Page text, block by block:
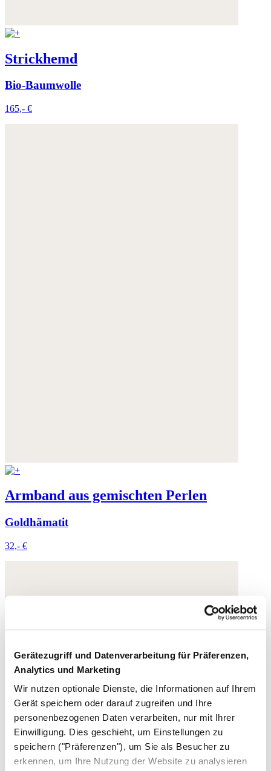
Gerätezugriff und Datenverarbeitung für Präferenzen,
Analytics und Marketing
Wir nutzen optionale Dienste, die Informationen auf Ihrem
Gerät speichern oder darauf zugreifen und Ihre
personenbezogenen Daten verarbeiten, nur mit Ihrer
Einwilligung. Dies geschieht, um Einstellungen zu
speichern ("Präferenzen"), um Sie als Besucher zu
erkennen, um Ihre Nutzung der Website zu analysieren
Strickhemd
Bio-Baumwolle
165,- €
Armband aus gemischten Perlen
Goldhämatit
32,- €